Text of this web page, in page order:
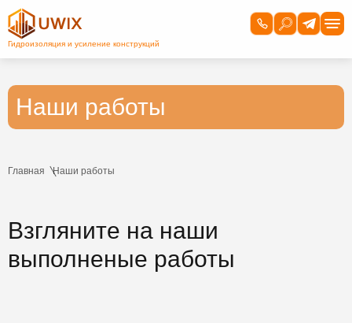
Наши работы
Главная Наши работы
Взгляните на наши
выполненые работы